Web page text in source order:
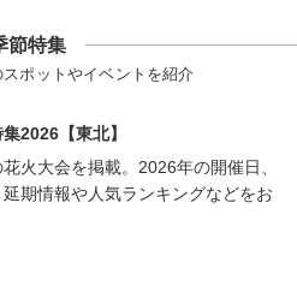
節特集
ポットやイベントを紹介
2026【東北】
火大会を掲載。2026年の開催日、
期情報や人気ランキングなどをお